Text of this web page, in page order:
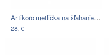
Antikoro metlička na šľahanie WMF…
28,-€